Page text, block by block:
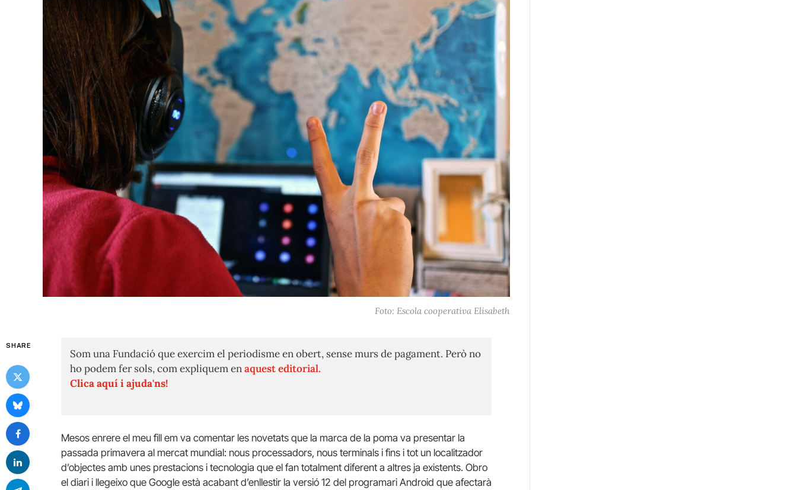
Foto: Escola cooperativa Elisabeth
SHARE
Som una Fundació que exercim el periodisme en obert, sense murs de pagament. Però no
ho podem fer sols, com expliquem enaquest editorial.
Clica aquí i ajuda'ns!
Mesos enrere el meu fill em va comentar les novetats que la marca de la poma va presentar la
passada primavera al mercat mundial: nous processadors, nous terminals i fins i tot un localitzador
d’objectes amb unes prestacions i tecnologia que el fan totalment diferent a altres ja existents. Obro
el diari i llegeixo que Google està acabant d’enllestir la versió 12 del programari Android que afectarà